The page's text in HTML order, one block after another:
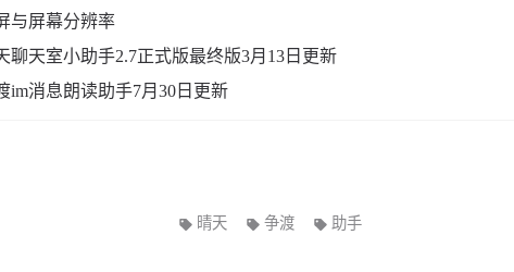
与屏幕分辨率
聊天室小助手2.7正式版最终版3月13日更新
im消息朗读助手7月30日更新
晴天 争渡 助手